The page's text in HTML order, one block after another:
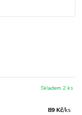
89 Kč/ks
Skladem 2 ks